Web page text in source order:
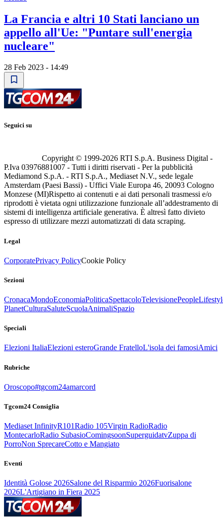
La Francia e altri 10 Stati lanciano un
appello all'Ue: "Puntare sull'energia
nucleare"
28 Feb 2023 - 14:49
Seguici su
Copyright © 1999-2026 RTI S.p.A. Business Digital -
P.Iva 03976881007 - Tutti i diritti riservati - Per la pubblicità
Mediamond S.p.A. - RTI S.p.A., Mediaset N.V., sede legale
Amsterdam (Paesi Bassi) - Uffici Viale Europa 46, 20093 Cologno
Monzese (MI)Rispetto ai contenuti e ai dati personali trasmessi e/o
riprodotti è vietata ogni utilizzazione funzionale all’addestramento di
sistemi di intelligenza artificiale generativa. È altresì fatto divieto
espresso di utilizzare mezzi automatizzati di data scraping.
Legal
CorporatePrivacy PolicyCookie Policy
Sezioni
CronacaMondoEconomiaPoliticaSpettacoloTelevisionePeople
PlanetCulturaSaluteScuolaAnimaliSpazio
Speciali
Elezioni ItaliaElezioni esteroGrande FratelloL'isola dei famosiAmici
Rubriche
Oroscopo#tgcom24amarcord
Tgcom24 Consiglia
Mediaset InfinityR101Radio 105Virgin RadioRadio
MontecarloRadio SubasioComingsoonSuperguidatvZuppa di
PorroNon SprecareCotto e Mangiato
Eventi
Identità Golose 2026Salone del Risparmio 2026Fuorisalone
2026L'Artigiano in Fiera 2025